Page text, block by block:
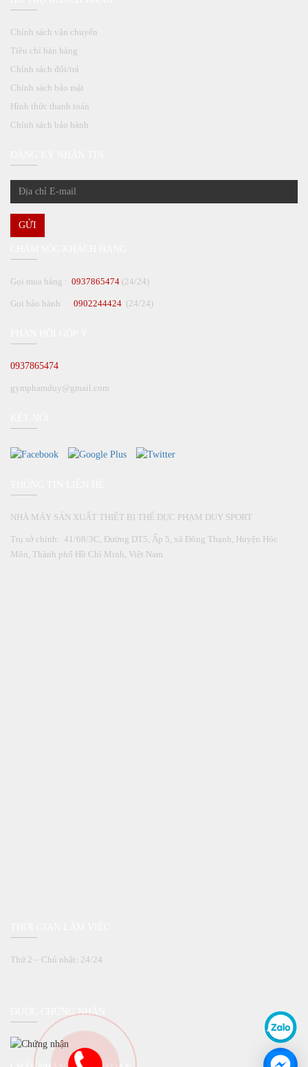
Chính sách vận chuyển
Tiêu chí bán hàng
Chính sách đổi/trả
Chính sách bảo mật
Hình thức thanh toán
Chính sách bảo hành
GỬI
Gọi mua hàng : 0937865474 (24/24)
Gọi bảo hành : 0902244424 (24/24)
0937865474
gymphamduy@gmail.com
NHÀ MÁY SẢN XUẤT THIẾT BỊ THỂ DỤC PHẠM DUY SPORT
Trụ sở chính: 41/68/3C, Đường DT5, Ấp 5, xã Đông Thạnh, Huyện Hóc
Môn, Thành phố Hồ Chí Minh, Việt Nam
Thứ 2 – Chủ nhật: 24/24
ĐƯỢC CHỨNG NHẬN